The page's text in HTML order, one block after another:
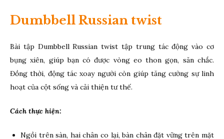
Dumbbell Russian twist
Bài tập Dumbbell Russian twist tập trung tác động vào cơ
bụng xiên, giúp bạn có được vòng eo thon gọn, săn chắc.
Đồng thời, động tác xoay người còn giúp tăng cường sự linh
hoạt của cột sống và cải thiện tư thế.
Cách thực hiện:
Ngồi trên sàn, hai chân co lại, bàn chân đặt vững trên mặt